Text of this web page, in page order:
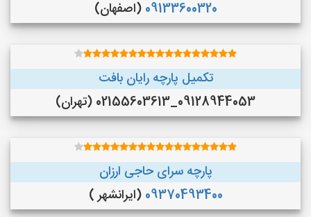
09133600320 (اصفهان)
تکمیل پارچه رایان بافت
09128944053_02155603613 (تهران)
پارچه سرای حاجی ارزان
09370493400 (ایرانشهر )